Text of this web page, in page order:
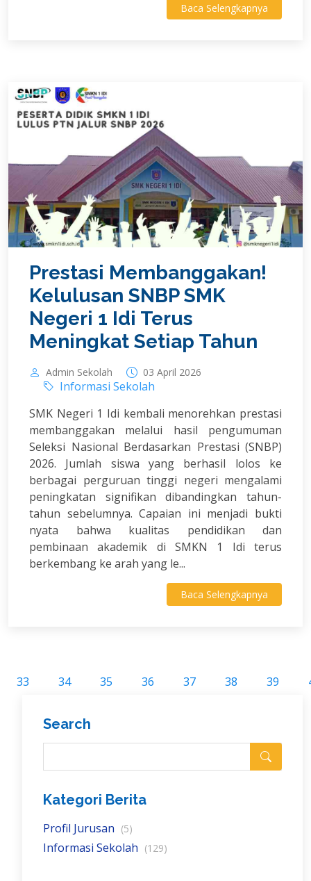
Baca Selengkapnya
Prestasi Membanggakan!
Kelulusan SNBP SMK
Negeri 1 Idi Terus
Meningkat Setiap Tahun
Admin Sekolah 03 April 2026
Informasi Sekolah
SMK Negeri 1 Idi kembali menorehkan prestasi
membanggakan melalui hasil pengumuman
Seleksi Nasional Berdasarkan Prestasi (SNBP)
2026. Jumlah siswa yang berhasil lolos ke
berbagai perguruan tinggi negeri mengalami
peningkatan signifikan dibandingkan tahun-
tahun sebelumnya. Capaian ini menjadi bukti
nyata bahwa kualitas pendidikan dan
pembinaan akademik di SMKN 1 Idi terus
berkembang ke arah yang le...
Baca Selengkapnya
33 34 35 36 37 38 39
Search
Kategori Berita
Profil Jurusan (5)
Informasi Sekolah (129)